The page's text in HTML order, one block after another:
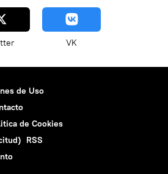
VK
de Uso
de Cookies
RSS